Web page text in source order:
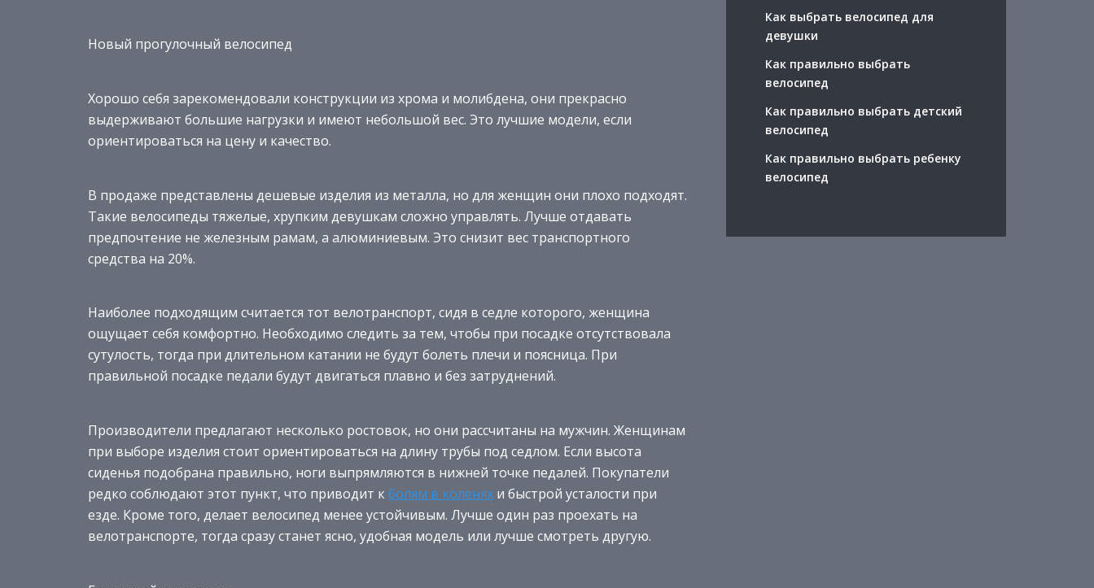
Новый прогулочный велосипед
Хорошо себя зарекомендовали конструкции из хрома и молибдена, они прекрасно
выдерживают большие нагрузки и имеют небольшой вес. Это лучшие модели, если
ориентироваться на цену и качество.
В продаже представлены дешевые изделия из металла, но для женщин они плохо подходят.
Такие велосипеды тяжелые, хрупким девушкам сложно управлять. Лучше отдавать
предпочтение не железным рамам, а алюминиевым. Это снизит вес транспортного
средства на 20%.
Наиболее подходящим считается тот велотранспорт, сидя в седле которого, женщина
ощущает себя комфортно. Необходимо следить за тем, чтобы при посадке отсутствовала
сутулость, тогда при длительном катании не будут болеть плечи и поясница. При
правильной посадке педали будут двигаться плавно и без затруднений.
Производители предлагают несколько ростовок, но они рассчитаны на мужчин. Женщинам
при выборе изделия стоит ориентироваться на длину трубы под седлом. Если высота
сиденья подобрана правильно, ноги выпрямляются в нижней точке педалей. Покупатели
редко соблюдают этот пункт, что приводит к болям в коленях и быстрой усталости при
езде. Кроме того, делает велосипед менее устойчивым. Лучше один раз проехать на
велотранспорте, тогда сразу станет ясно, удобная модель или лучше смотреть другую.
Как выбрать велосипед для
девушки
Как правильно выбрать
велосипед
Как правильно выбрать детский
велосипед
Как правильно выбрать ребенку
велосипед